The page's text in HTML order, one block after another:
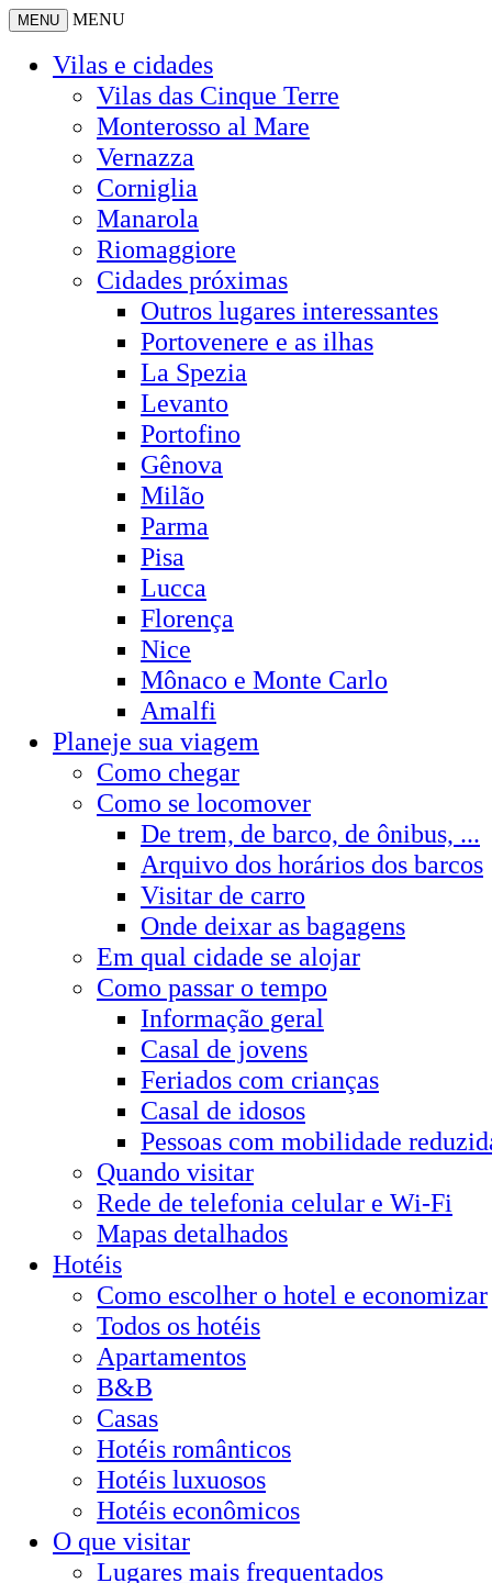
MENU MENU
Vilas e cidades
Vilas das Cinque Terre
Monterosso al Mare
Vernazza
Corniglia
Manarola
Riomaggiore
Cidades próximas
Outros lugares interessantes
Portovenere e as ilhas
La Spezia
Levanto
Portofino
Gênova
Milão
Parma
Pisa
Lucca
Florença
Nice
Mônaco e Monte Carlo
Amalfi
Planeje sua viagem
Como chegar
Como se locomover
De trem, de barco, de ônibus, ...
Arquivo dos horários dos barcos
Visitar de carro
Onde deixar as bagagens
Em qual cidade se alojar
Como passar o tempo
Informação geral
Casal de jovens
Feriados com crianças
Casal de idosos
Pessoas com mobilidade
Quando visitar
Rede de telefonia celular e Wi-Fi
Mapas detalhados
Hotéis
Como escolher o hotel e economizar
Todos os hotéis
Apartamentos
B&B
Casas
Hotéis românticos
Hotéis luxuosos
Hotéis econômicos
O que visitar
Lugares mais frequentados